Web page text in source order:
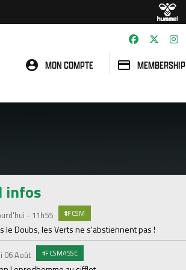
MON COMPTE MEMBERSHIP
infos
- 11h55 #FCSM
le Doubs, les Verts ne s'abstiennent pas !
06 Août #FCSMASSE